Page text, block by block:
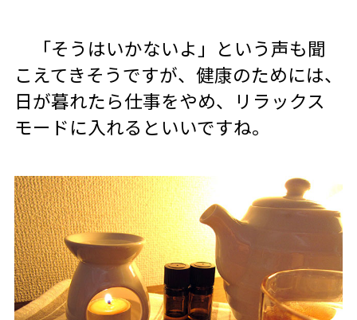
「そうはいかないよ」という声も聞
こえてきそうですが、健康のためには、
日が暮れたら仕事をやめ、リラックス
モードに入れるといいですね。